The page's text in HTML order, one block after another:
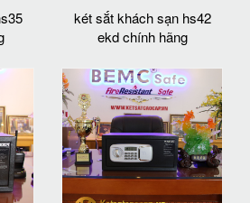
két sắt khách sạn hs42
ekd chính hãng